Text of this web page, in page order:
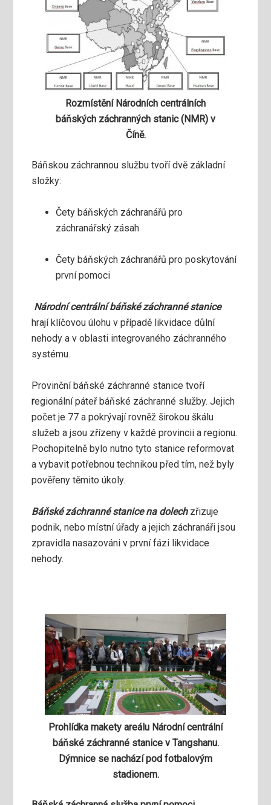
Rozmístění Národních centrálních
báňských záchranných stanic (NMR) v
Číně.
Báňskou záchrannou službu tvoří dvě základní
složky:
Čety báňských záchranářů pro
záchranářský zásah
Čety báňských záchranářů pro poskytování
první pomoci
Národní centrální báňské záchranné stanice
hrají klíčovou úlohu v případě likvidace důlní
nehody a v oblasti integrovaného záchranného
systému.
Provinční báňské záchranné stanice tvoří
regionální páteř báňské záchranné služby. Jejich
počet je 77 a pokrývají rovněž širokou škálu
služeb a jsou zřízeny v každé provincii a regionu.
Pochopitelně bylo nutno tyto stanice reformovat
a vybavit potřebnou technikou před tím, než byly
pověřeny těmito úkoly.
Báňské záchranné stanice na dolech zřizuje
podnik, nebo místní úřady a jejich záchranáři jsou
zpravidla nasazováni v první fázi likvidace
nehody.
Prohlídka makety areálu Národní centrální
báňské záchranné stanice v Tangshanu.
Dýmnice se nachází pod fotbalovým
stadionem.